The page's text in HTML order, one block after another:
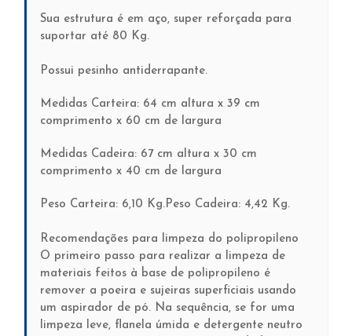
Sua estrutura é em aço, super reforçada para
suportar até 80 Kg.
Possui pesinho antiderrapante.
Medidas Carteira: 64 cm altura x 39 cm
comprimento x 60 cm de largura
Medidas Cadeira: 67 cm altura x 30 cm
comprimento x 40 cm de largura
Peso Carteira: 6,10 Kg.Peso Cadeira: 4,42 Kg.
Recomendações para limpeza do polipropileno
O primeiro passo para realizar a limpeza de
materiais feitos à base de polipropileno é
remover a poeira e sujeiras superficiais usando
um aspirador de pó. Na sequência, se for uma
limpeza leve, flanela úmida e detergente neutro